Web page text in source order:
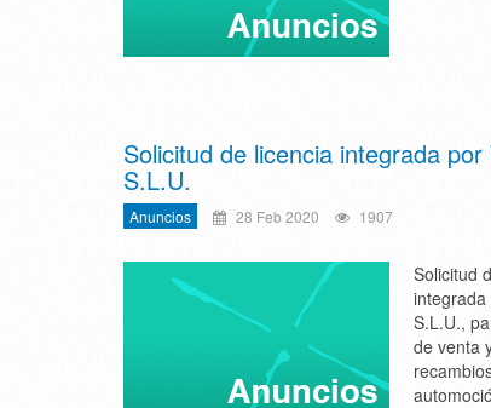
Solicitud de licencia integrada por
S.L.U.
Anuncios 28 Feb 2020 1907
Solicitud
integrada
S.L.U.,
de venta